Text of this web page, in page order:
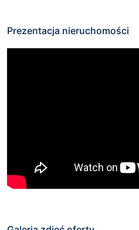
Prezentacja nieruchomości